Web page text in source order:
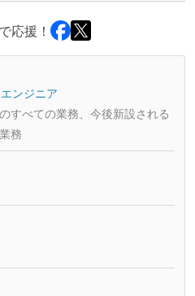
応援！
ンジニア
すべての業務、今後新設される
務